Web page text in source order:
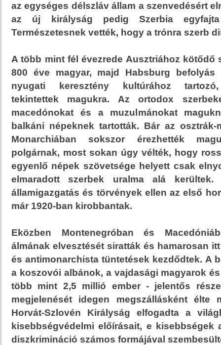
az egységes délszláv állam a szenvedésért
az új királyság pedig Szerbia
Természetesnek vették, hogy a trónra szerb
A több mint fél évezrede Ausztriához kötődő
800 éve magyar, majd Habsburg
nyugati keresztény kultúrához tartozó,
tekintettek magukra. Az ortodox
macedónokat és a muzulmánokat
balkáni népeknek tartották. Bár az osztrák-
Monarchiában sokszor érezhették
polgárnak, most sokan úgy vélték, hogy
egyenlő népek szövetsége helyett csak
elmaradott szerbek uralma alá kerültek.
államigazgatás és törvények ellen az első
már 1920-ban kirobbantak.
Eközben Montenegróban és
álmának elvesztését siratták és hamarosan
és antimonarchista tüntetések kezdődtek. A
a koszovói albánok, a vajdasági magyarok
több mint 2,5 millió ember - jelentős
megjelenését idegen megszállásként élte
Horvát-Szlovén Királyság elfogadta a
kisebbségvédelmi előírásait, e kisebbségek
diszkrimináció számos formájával